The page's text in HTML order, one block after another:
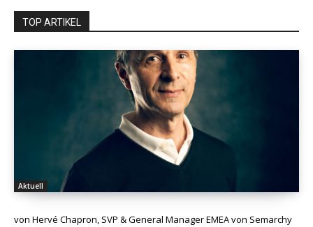
TOP ARTIKEL
Aktuell
von Hervé Chapron, SVP & General Manager EMEA von Semarchy